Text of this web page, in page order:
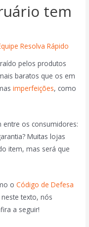
tem
Resolva Rápido
pelos produtos
baratos que os em
imperfeições, como
os consumidores:
Muitas lojas
item, mas será que
oCódigo de Defesa
texto, nós
a seguir!